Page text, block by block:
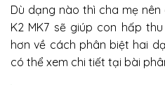
Dù dạng nào thì cha mẹ
K2 MK7 sẽ giúp con hấp
hơn về cách phân biệt hai
có thể xem chi tiết tại bài